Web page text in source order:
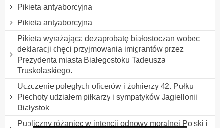
Pikieta antyaborcyjna
Pikieta antyaborcyjna
Pikieta wyrażająca dezaprobatę białostoczan wobec
deklaracji chęci przyjmowania imigrantów przez
Prezydenta miasta Białegostoku Tadeusza
Truskolaskiego.
Uczczenie poległych oficerów i żołnierzy 42. Pułku
Piechoty udziałem piłkarzy i sympatyków Jagiellonii
Białystok
Publiczny różaniec w intencji odnowy moralnej Polski i